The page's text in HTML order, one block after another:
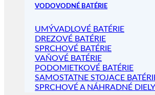
VODOVODNÉ BATÉRIE
UMÝVADLOVÉ BATÉRIE
DREZOVÉ BATÉRIE
SPRCHOVÉ BATÉRIE
VAŇOVÉ BATÉRIE
PODOMIETKOVÉ BATÉRIE
SAMOSTATNE STOJACE
SPRCHOVÉ A NÁHRADNÉ DIELY